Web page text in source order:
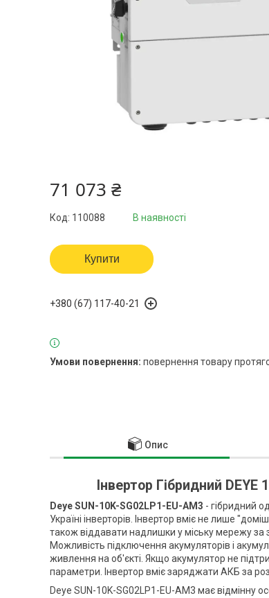
71 073 ₴
В наявності
Код: 110088
Купити
+380 (67) 117-40-21
повернення товару
Опис
Інвертор Гібридний
Deye SUN-10K-SG02LP1-EU-AM3 - гібридний
Україні інверторів. Інвертор вміє не лише
також віддавати надлишки у міську мережу за
Можливість підключення акумуляторів і
живлення на об'єкті. Якщо акумулятор не
параметри. Інвертор вміє заряджати АКБ за
Deye SUN-10K-SG02LP1-EU-AM3 має відмінну